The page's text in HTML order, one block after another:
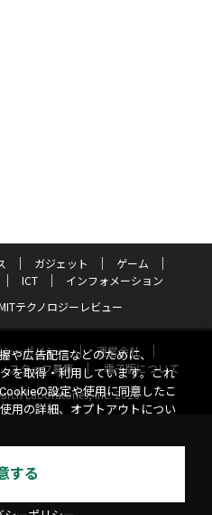
ガジェット
ゲーム
ICT
インフォメーション
テクノロジーレビュー
ーポリシー
運営会社
スタッフ募集
電子版について
Laboratories, Inc. 2026
や広告配信などのために、
を取得・利用しています。これ
の設定や使用に同意したこ
用の詳細、オプトアウトについ
する